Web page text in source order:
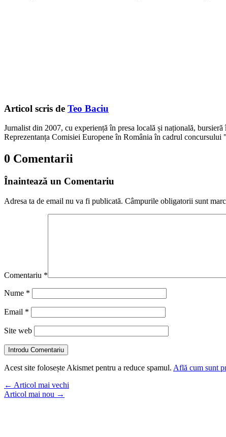
Articol scris de Teo Baciu
Jurnalist din 2007, cu experiență în presa locală și națională,
Reprezentanța Comisiei Europene în România în cadrul concursului
0 Comentarii
Înaintează un Comentariu
Adresa ta de email nu va fi publicată. Câmpurile obligatorii sunt
Comentariu *
Nume *
Email *
Site web
Introdu Comentariu
Acest site folosește Akismet pentru a reduce spamul. Află cum sunt
← Articol mai vechi
Articol mai nou →